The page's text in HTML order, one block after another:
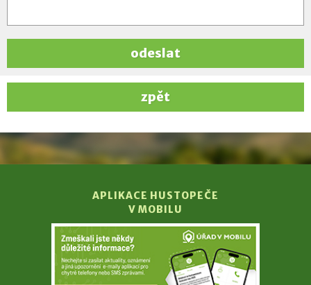
odeslat
zpět
APLIKACE HUSTOPEČE
V MOBILU